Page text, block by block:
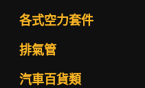
各式空力套件
排氣管
汽車百貨類